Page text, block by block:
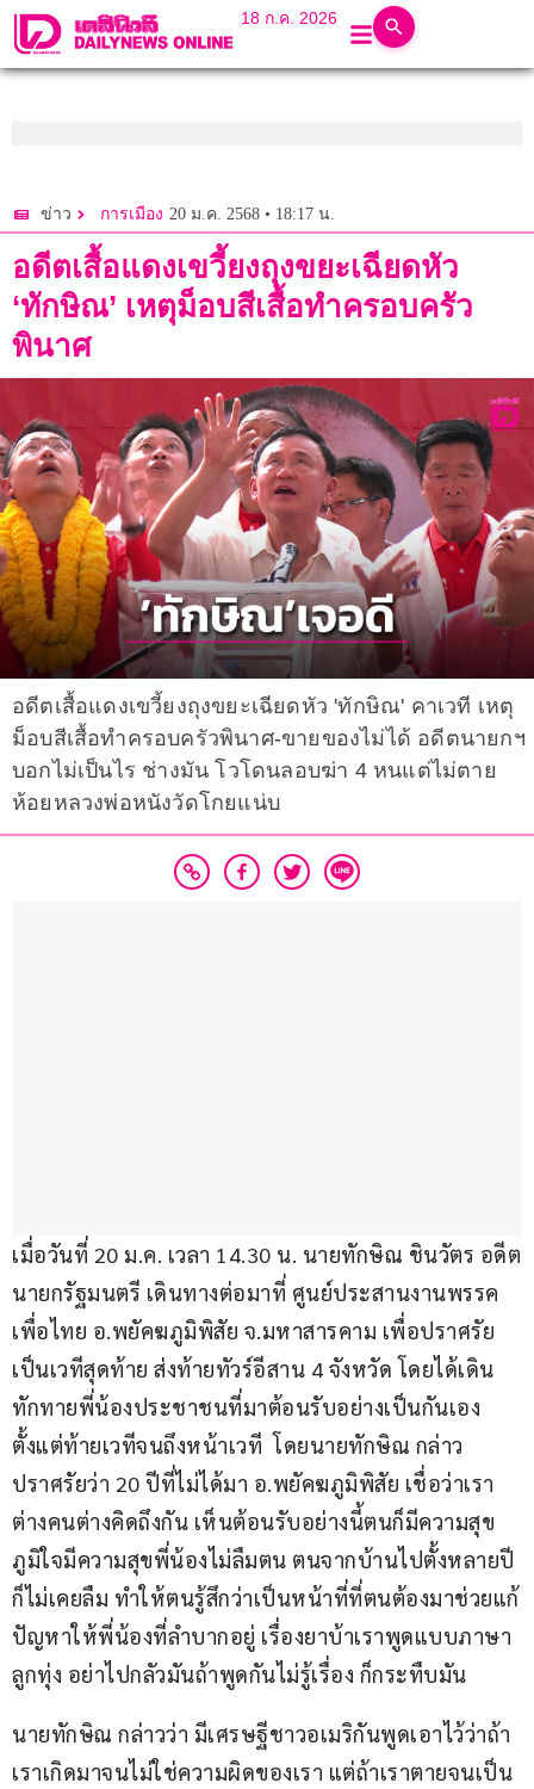
18 ก.ค. 2026
ข่าว การเมือง 20 ม.ค. 2568 • 18:17 น.
อดีตเสื้อแดงเขวี้ยงถุงขยะเฉียดหัว
‘ทักษิณ’ เหตุม็อบสีเสื้อทำครอบครัว
พินาศ
อดีตเสื้อแดงเขวี้ยงถุงขยะเฉียดหัว 'ทักษิณ' คาเวที เหตุ
ม็อบสีเสื้อทำครอบครัวพินาศ-ขายของไม่ได้ อดีตนายกฯ
บอกไม่เป็นไร ช่างมัน โวโดนลอบฆ่า 4 หนแต่ไม่ตาย
ห้อยหลวงพ่อหนังวัดโกยแน่บ
เมื่อวันที่ 20 ม.ค. เวลา 14.30 น. นายทักษิณ​ ชินวัตร อดีต
นายกรัฐมนตรี เดินทางต่อมาที่ ศูนย์ประสานงานพรรค
เพื่อไทย อ.พยัคฆภูมิพิสัย จ.มหาสารคาม เพื่อ​ปราศรัย
เป็นเวทีสุดท้าย ส่งท้ายทัวร์อีสาน 4 จังหวัด โดยได้เดิน
ทักทายพี่น้องประชาชนที่มาต้อนรับอย่างเป็นกันเอง
ตั้งแต่ท้ายเวทีจนถึงหน้าเวที  โดยนายทักษิณ กล่าว
ปราศรัยว่า 20 ปีที่ไม่ได้มา อ.พยัคฆภูมิพิสัย เชื่อว่าเรา
ต่างคนต่างคิดถึงกัน เห็นต้อนรับอย่างนี้ตนก็มีความสุข
ภูมิใจมีความสุขพี่น้องไม่ลืมตน ตนจากบ้านไปตั้งหลายปี
ก็ไม่เคยลืม ทำให้ตนรู้สึกว่าเป็นหน้าที่ที่ตนต้องมาช่วยแก้
ปัญหาให้พี่น้องที่ลำบากอยู่ เรื่องยาบ้าเราพูดแบบภาษา
ลูกทุ่ง อย่าไปกลัวมันถ้าพูดกันไม่รู้เรื่อง ก็กระทืบมัน
นายทักษิณ กล่าวว่า มีเศรษฐีชาวอเมริกันพูดเอาไว้ว่าถ้า
เราเกิดมาจนไม่ใช่ความผิดของเรา แต่ถ้าเราตายจนเป็น